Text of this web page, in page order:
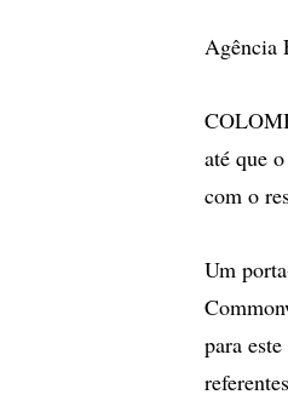
Agência
até que
com o
Um
para